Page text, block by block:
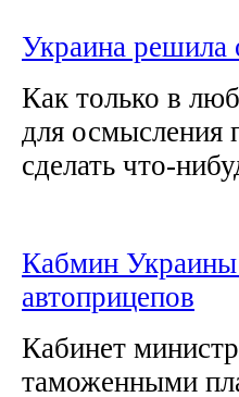
Украина
Как только в
для осмысления
сделать что-
Кабмин
автоприцепов
Кабинет
таможенными